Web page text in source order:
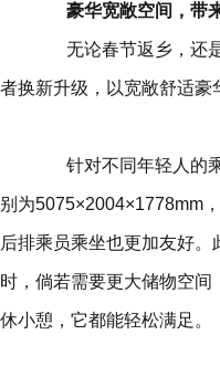
豪华宽敞空间，带
无论春节返乡，还是
者换新升级，以宽敞舒适
针对不同年轻人的乘
别为5075×2004×1778mm
后排乘员乘坐也更加友好
时，倘若需要更大储物空
休小憩，它都能轻松满足。